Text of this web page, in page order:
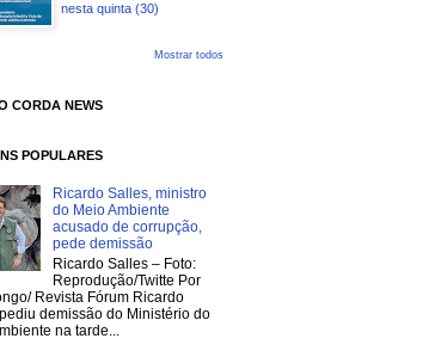
nesta quinta (30)
Mostrar todos
CORDA NEWS
POPULARES
Ricardo Salles, ministro
do Meio Ambiente
acusado de corrupção,
pede demissão
Ricardo Salles – Foto:
Reprodução/Twitte Por
Revista Fórum Ricardo
demissão do Ministério do
na tarde...